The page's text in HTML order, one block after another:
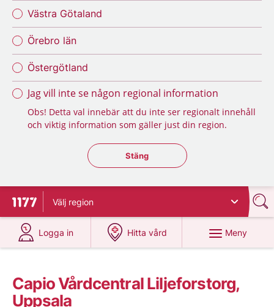
Västra Götaland
Örebro län
Östergötland
Jag vill inte se någon regional information
Obs! Detta val innebär att du inte ser regionalt innehåll
och viktig information som gäller just din region.
Stäng regionsväljaren
Stäng
Till startsidan för 1177
Välj region
Logga in
på 1177.se
Hitta vård
på 1177.se
Meny
Capio Vårdcentral Liljeforstorg,
Uppsala